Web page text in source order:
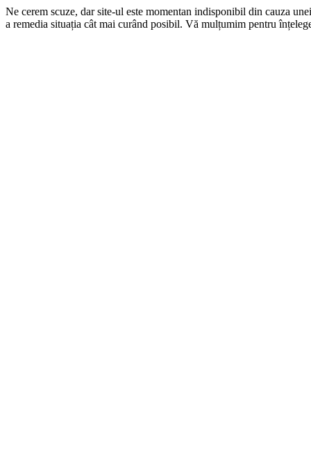
Ne cerem scuze, dar site-ul este momentan indisponibil din cauza
a remedia situația cât mai curând posibil. Vă mulțumim pentru